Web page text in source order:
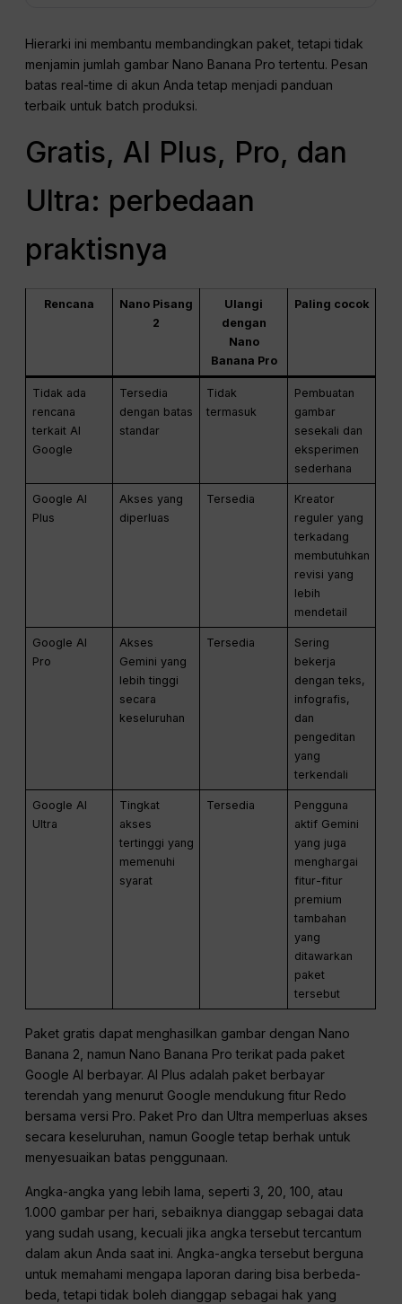
Hierarki ini membantu membandingkan paket, tetapi tidak
menjamin jumlah gambar Nano Banana Pro tertentu. Pesan
batas real-time di akun Anda tetap menjadi panduan
terbaik untuk batch produksi.
Gratis, AI Plus, Pro, dan
Ultra: perbedaan
praktisnya
Rencana
Nano Pisang
2
Ulangi
dengan
Nano
Banana Pro
Paling cocok
Tidak ada
rencana
terkait AI
Google
Tersedia
dengan batas
standar
Tidak
termasuk
Pembuatan
gambar
sesekali dan
eksperimen
sederhana
Google AI
Plus
Akses yang
diperluas
Tersedia
Kreator
reguler yang
terkadang
membutuhkan
revisi yang
lebih
mendetail
Google AI
Pro
Akses
Gemini yang
lebih tinggi
secara
keseluruhan
Tersedia
Sering
bekerja
dengan teks,
infografis,
dan
pengeditan
yang
terkendali
Google AI
Ultra
Tingkat
akses
tertinggi yang
memenuhi
syarat
Tersedia
Pengguna
aktif Gemini
yang juga
menghargai
fitur-fitur
premium
tambahan
yang
ditawarkan
paket
tersebut
Paket gratis dapat menghasilkan gambar dengan Nano
Banana 2, namun Nano Banana Pro terikat pada paket
Google AI berbayar. AI Plus adalah paket berbayar
terendah yang menurut Google mendukung fitur Redo
bersama versi Pro. Paket Pro dan Ultra memperluas akses
secara keseluruhan, namun Google tetap berhak untuk
menyesuaikan batas penggunaan.
Angka-angka yang lebih lama, seperti 3, 20, 100, atau
1.000 gambar per hari, sebaiknya dianggap sebagai data
yang sudah usang, kecuali jika angka tersebut tercantum
dalam akun Anda saat ini. Angka-angka tersebut berguna
untuk memahami mengapa laporan daring bisa berbeda-
beda, tetapi tidak boleh dianggap sebagai hak yang